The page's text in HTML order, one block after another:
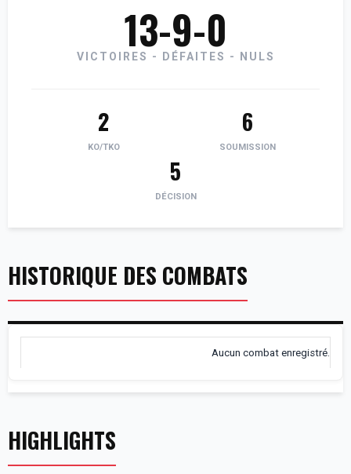
13-9-0
VICTOIRES - DÉFAITES - NULS
2
KO/TKO
6
SOUMISSION
5
DÉCISION
HISTORIQUE DES COMBATS
Aucun combat enregistré.
HIGHLIGHTS